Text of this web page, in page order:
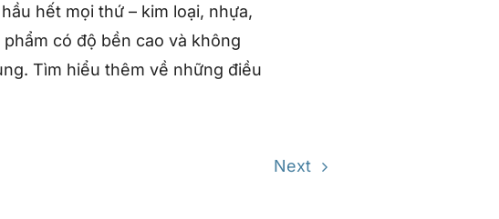
hết mọi thứ – kim loại, nhựa,
có độ bền cao và không
Tìm hiểu thêm về những điều
Next